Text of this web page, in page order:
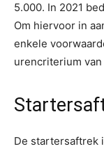
5.000. In 2021
Om hiervoor in
enkele
urencriterium
De startersaftrek